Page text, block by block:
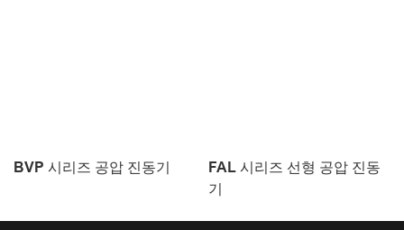
BVP 시리즈 공압 진동기
FAL 시리즈 선형 공압 진동
기